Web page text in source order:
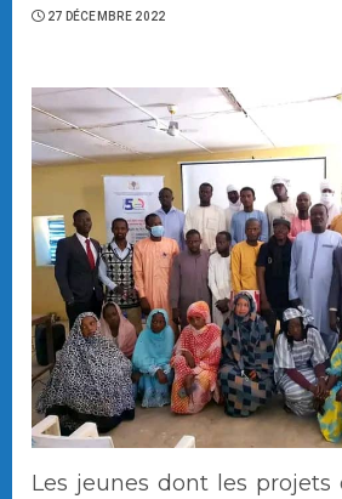
27 DÉCEMBRE 2022
Les jeunes dont les